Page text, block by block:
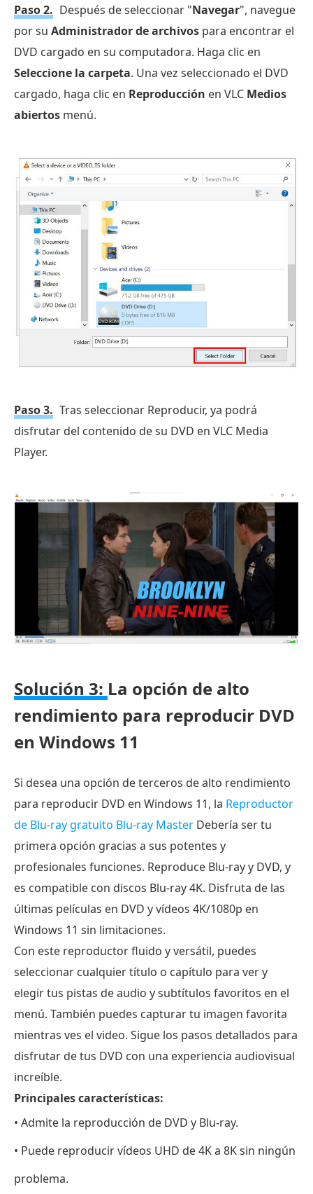
Paso 2. Después de seleccionar "Navegar", navegue
por su Administrador de archivos para encontrar el
DVD cargado en su computadora. Haga clic en
Seleccione la carpeta. Una vez seleccionado el DVD
cargado, haga clic en Reproducción en VLC Medios
abiertos menú.
Paso 3. Tras seleccionar Reproducir, ya podrá
disfrutar del contenido de su DVD en VLC Media
Player.
Solución 3: La opción de alto
rendimiento para reproducir DVD
en Windows 11
Si desea una opción de terceros de alto rendimiento
para reproducir DVD en Windows 11, la Reproductor
de Blu-ray gratuito Blu-ray Master Debería ser tu
primera opción gracias a sus potentes y
profesionales funciones. Reproduce Blu-ray y DVD, y
es compatible con discos Blu-ray 4K. Disfruta de las
últimas películas en DVD y vídeos 4K/1080p en
Windows 11 sin limitaciones.
Con este reproductor fluido y versátil, puedes
seleccionar cualquier título o capítulo para ver y
elegir tus pistas de audio y subtítulos favoritos en el
menú. También puedes capturar tu imagen favorita
mientras ves el video. Sigue los pasos detallados para
disfrutar de tus DVD con una experiencia audiovisual
increíble.
Principales características:
• Admite la reproducción de DVD y Blu-ray.
• Puede reproducir vídeos UHD de 4K a 8K sin ningún
problema.